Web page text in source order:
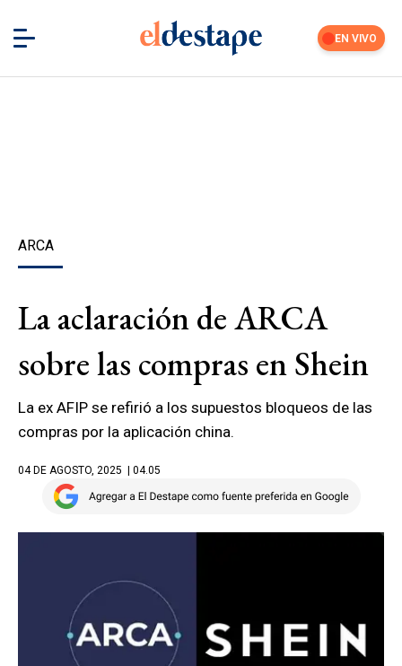
EN VIVO
ARCA
La aclaración de ARCA
sobre las compras en Shein
La ex AFIP se refirió a los supuestos bloqueos de las
compras por la aplicación china.
04 DE AGOSTO, 2025 | 04.05